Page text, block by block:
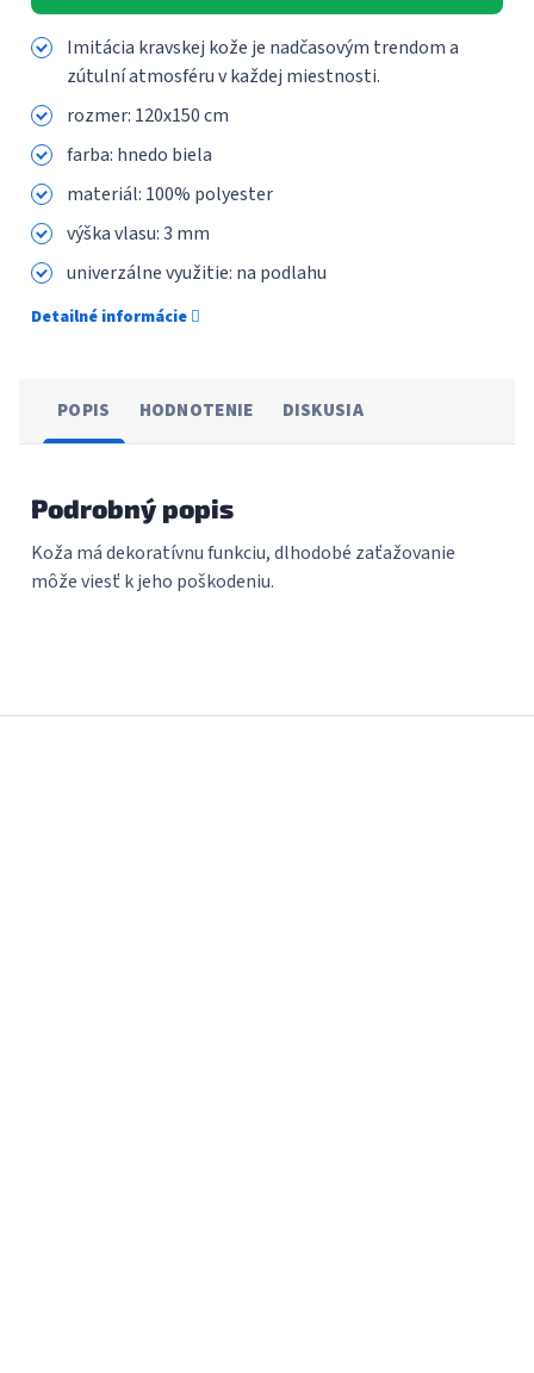
Imitácia kravskej kože je nadčasovým trendom a
zútulní atmosféru v každej miestnosti.
rozmer: 120x150 cm
farba: hnedo biela
materiál: 100% polyester
výška vlasu: 3 mm
univerzálne využitie: na podlahu
Detailné informácie
POPIS HODNOTENIE DISKUSIA
Podrobný popis
Koža má dekoratívnu funkciu, dlhodobé zaťažovanie
môže viesť k jeho poškodeniu.